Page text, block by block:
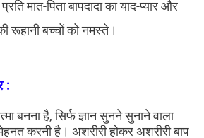
मात-पिता बापदादा का याद-प्यार और
रूहानी बच्चों को नमस्ते।
:
बनना है, सिर्फ ज्ञान सुनने सुनाने वाला
करनी है। अशरीरी होकर अशरीरी बाप